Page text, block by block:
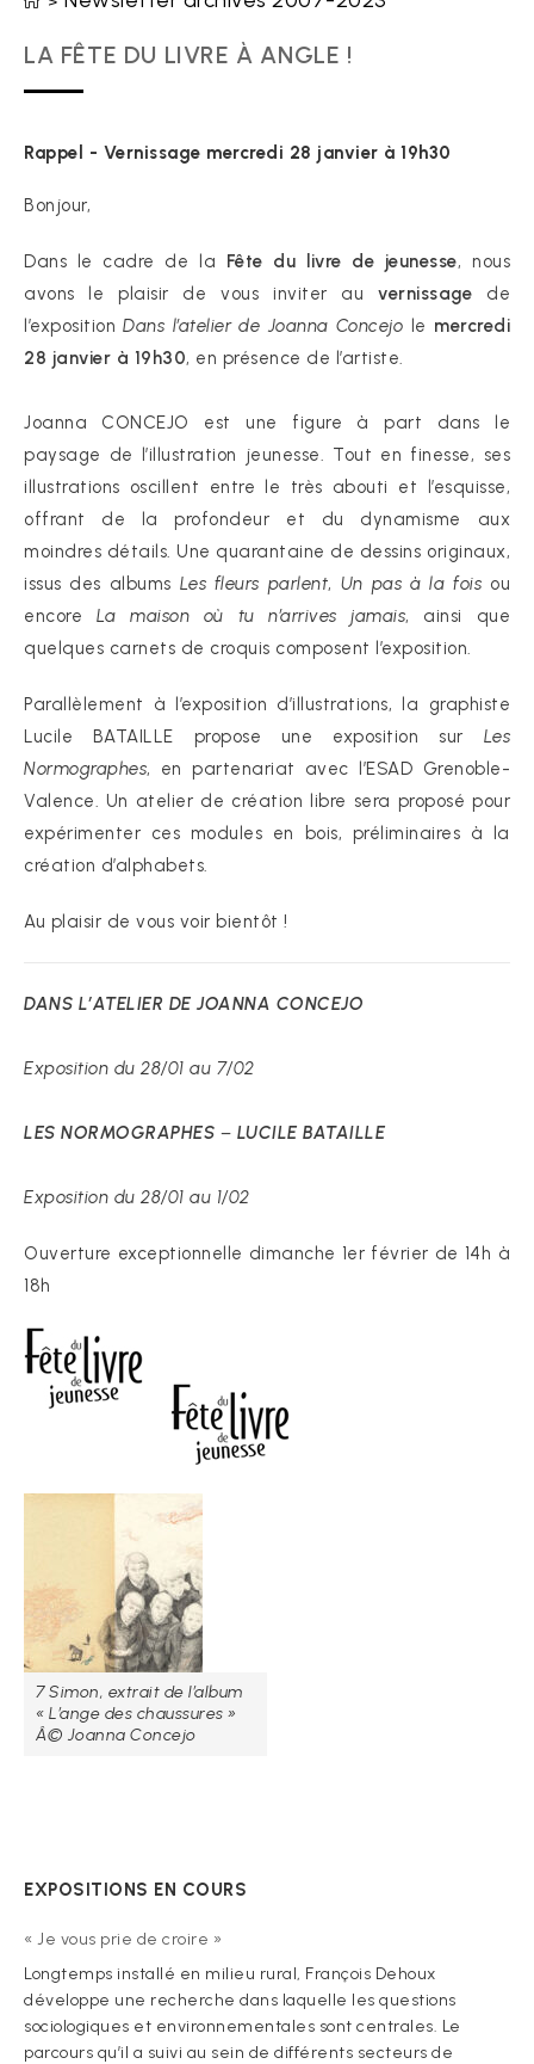
LA FÊTE DU LIVRE À ANGLE !
Rappel - Vernissage mercredi 28 janvier à 19h30
Bonjour,
Dans le cadre de la Fête du livre de jeunesse, nous
avons le plaisir de vous inviter auvernissage de
l’expositionDans l’atelier de Joanna Concejo le mercredi
28 janvier à 19h30, en présence de l’artiste.
Joanna CONCEJO est une figure à part dans le
paysage de l’illustration jeunesse. Tout en finesse, ses
illustrations oscillent entre le très abouti et l’esquisse,
offrant de la profondeur et du dynamisme aux
moindres détails. Une quarantaine de dessins originaux,
issus des albums Les fleurs parlent, Un pas à la fois ou
encore La maison où tu n’arrives jamais, ainsi que
quelques carnets de croquis composent l’exposition.
Parallèlement à l’exposition d’illustrations, la graphiste
Lucile BATAILLE propose une exposition sur Les
Normographes, en partenariat avec l’ESAD Grenoble-
Valence. Un atelier de création libre sera proposé pour
expérimenter ces modules en bois, préliminaires à la
création d’alphabets.
Au plaisir de vous voir bientôt !
DANS L’ATELIER DE JOANNA CONCEJO
Exposition du 28/01 au 7/02
LES NORMOGRAPHES – LUCILE BATAILLE
Exposition du 28/01 au 1/02
Ouverture exceptionnelle dimanche 1er février de 14h à
18h
7 Simon, extrait de l’album
« L’ange des chaussures »
Â© Joanna Concejo
EXPOSITIONS EN COURS
« Je vous prie de croire »
Longtemps installé en milieu rural, François Dehoux
développe une recherche dans laquelle les questions
sociologiques et environnementales sont centrales. Le
parcours qu’il a suivi au sein de différents secteurs de